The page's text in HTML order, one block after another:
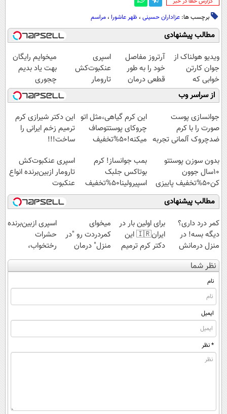
برچسب ها: عزاداران حسینی ، ظهر عاشورا ، مراسم
مطالب پیشنهادی
ویدیو هولناک از
جوان کارتن
خوابی که
میلیاردر شد.
آموزش رایگان
آرتروز مفاصل
خود را به طور
قطعی درمان
کنید!
◗پرسش‌نامه◖
اسپری
عنکبوت‌‌کش
تارومار
ازبین‌برنده انواع
عنکبوت
میخوایم رایگان
بهت یاد بدیم
چجوری
پولدارشی! باور
نداری امتحانش
مجانیه
از سراسر وب
جوانسازی پوست
صورت را با کرم
ضدچروک آلمانی تجربه
این کرم گیاهی،مثل اتو
چروکای پوستتوصاف
میکنه!50%تخفیف
این دکتر شیرازی کرم
ترمیم زخم ایرانی را
ساخت!!!
بدون سوزن پوستتو
10سال جوون
کن50%تخفیف پاییزی
بمب جوانساز! کرم
بوتاکس جلبک
اسپیرولینا50%تخفیف
اسپری عنکبوت‌‌کش
تارومار ازبین‌برنده انواع
عنکبوت
مطالب پیشنهادی
کمر درد داری؟
دیگه بسه! در
منزل درمانش
کن
(◀پرسش‌نامه)
برای اولین بار در
ایران🇮🇷 این
دکتر کرم ترمیم
کننده 23 روزه
ساخت!
میخوای
کمردردت رو "در
منزل" درمان
کنی؟ (◂فیلم +
◂پرسش‌نامه)
اسپری ازبین‌برنده
حشرات
رختخواب،
مناسب برای
مقابله با انواع
نظر شما
نام
ایمیل
* نظر